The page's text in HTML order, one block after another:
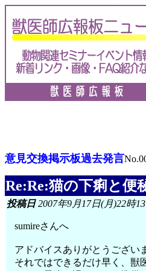
意見交換掲示板過去発言
Re:Re:猫の下痢と便
投稿日2007年9月17日(月)22時
sumireさんへ
アドバイスありがとうござい
それではできるだけ早く、獣